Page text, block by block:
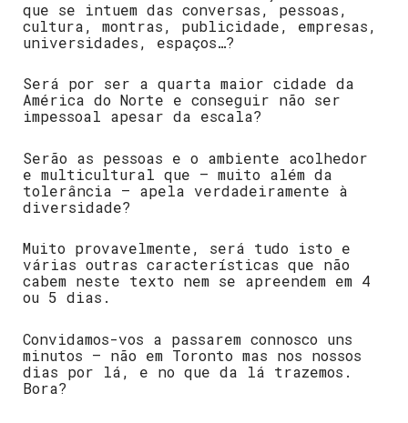
que se intuem das conversas, pessoas,
cultura, montras, publicidade, empresas,
universidades, espaços…?
Será por ser a quarta maior cidade da
América do Norte e conseguir não ser
impessoal apesar da escala?
Serão as pessoas e o ambiente acolhedor
e multicultural que – muito além da
tolerância – apela verdadeiramente à
diversidade?
Muito provavelmente, será tudo isto e
várias outras características que não
cabem neste texto nem se apreendem em 4
ou 5 dias.
Convidamos-vos a passarem connosco uns
minutos – não em Toronto mas nos nossos
dias por lá, e no que da lá trazemos.
Bora?